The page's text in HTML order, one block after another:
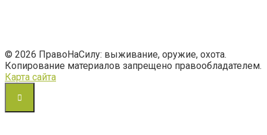
© 2026 ПравоНаСилу: выживание, оружие, охота.
Копирование материалов запрещено правообладателем.
Карта сайта